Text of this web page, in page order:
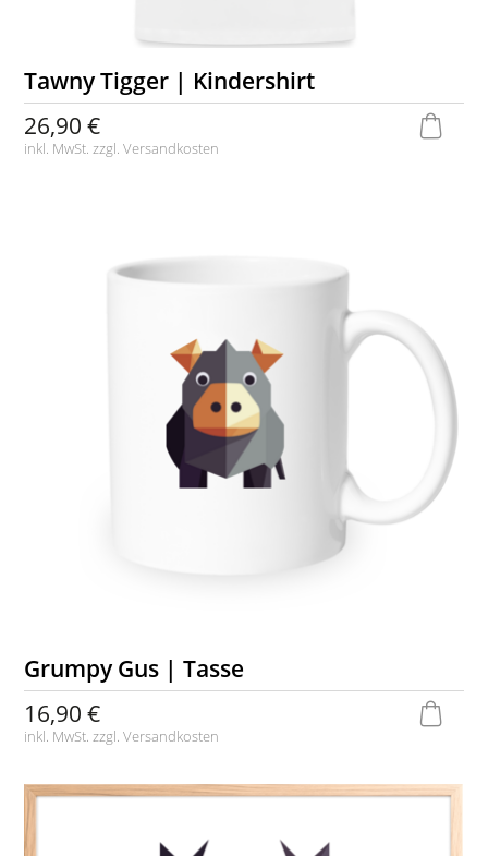
Tawny Tigger | Kindershirt
26,90 €
inkl. MwSt. zzgl.Versandkosten
Grumpy Gus | Tasse
16,90 €
inkl. MwSt. zzgl.Versandkosten